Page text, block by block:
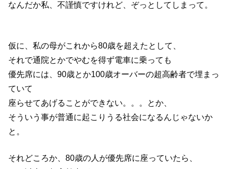
なんだか私、不謹慎ですけれど、ぞっとしてしまって。
仮に、私の母がこれから80歳を超えたとして、
それで通院とかでやむを得ず電車に乗っても
優先席には、90歳とか100歳オーバーの超高齢者で埋まっ
ていて
座らせてあげることができない。。。とか、
そういう事が普通に起こりうる社会になるんじゃないか
と。
それどころか、80歳の人が優先席に座っていたら、